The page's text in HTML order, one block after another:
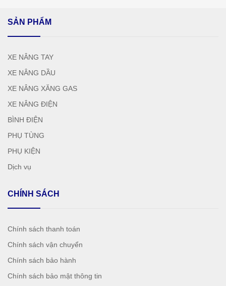
SẢN PHẨM
XE NÂNG TAY
XE NÂNG DẦU
XE NÂNG XĂNG GAS
XE NÂNG ĐIỆN
BÌNH ĐIỆN
PHỤ TÙNG
PHỤ KIỆN
Dịch vụ
CHÍNH SÁCH
Chính sách thanh toán
Chính sách vận chuyển
Chính sách bảo hành
Chính sách bảo mật thông tin